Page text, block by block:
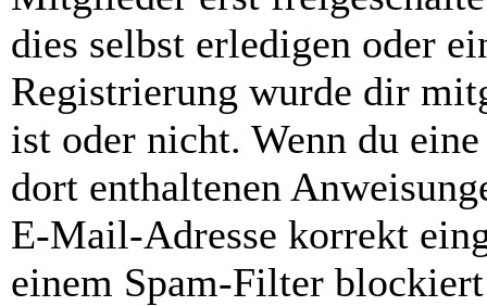
dies selbst erledigen oder
Registrierung wurde dir
ist oder nicht. Wenn du
dort enthaltenen
E-Mail-Adresse korrekt
einem Spam-Filter